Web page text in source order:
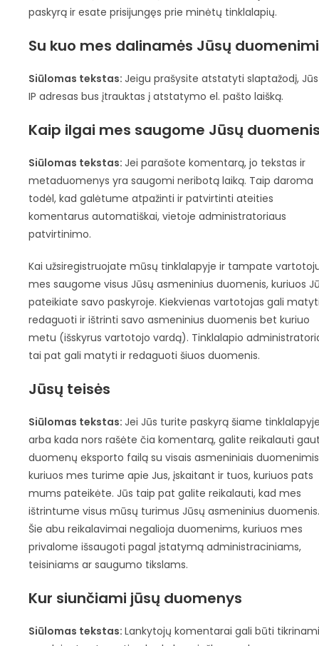
paskyrą ir esate prisijungęs prie minėtų tinklalapių.
Su kuo mes dalinamės Jūsų
Siūlomas tekstas: Jeigu prašysite atstatyti slaptažodį,
IP adresas bus įtrauktas į atstatymo el. pašto laišką.
Kaip ilgai mes saugome Jūsų
Siūlomas tekstas: Jei parašote komentarą, jo tekstas ir
metaduomenys yra saugomi neribotą laiką. Taip daroma
todėl, kad galėtume atpažinti ir patvirtinti ateities
komentarus automatiškai, vietoje administratoriaus
patvirtinimo.
Kai užsiregistruojate mūsų tinklalapyje ir tampate
mes saugome visus Jūsų asmeninius duomenis, kuriuos
pateikiate savo paskyroje. Kiekvienas vartotojas gali
redaguoti ir ištrinti savo asmeninius duomenis bet kuriuo
metu (išskyrus vartotojo vardą). Tinklalapio
tai pat gali matyti ir redaguoti šiuos duomenis.
Jūsų teisės
Siūlomas tekstas: Jei Jūs turite paskyrą šiame
arba kada nors rašėte čia komentarą, galite reikalauti
duomenų eksporto failą su visais asmeniniais
kuriuos mes turime apie Jus, įskaitant ir tuos, kuriuos pats
mums pateikėte. Jūs taip pat galite reikalauti, kad mes
ištrintume visus mūsų turimus Jūsų asmeninius duomenis.
Šie abu reikalavimai negalioja duomenims, kuriuos mes
privalome išsaugoti pagal įstatymą administraciniams,
teisiniams ar saugumo tikslams.
Kur siunčiami jūsų duomenys
Siūlomas tekstas: Lankytojų komentarai gali būti tikrinami